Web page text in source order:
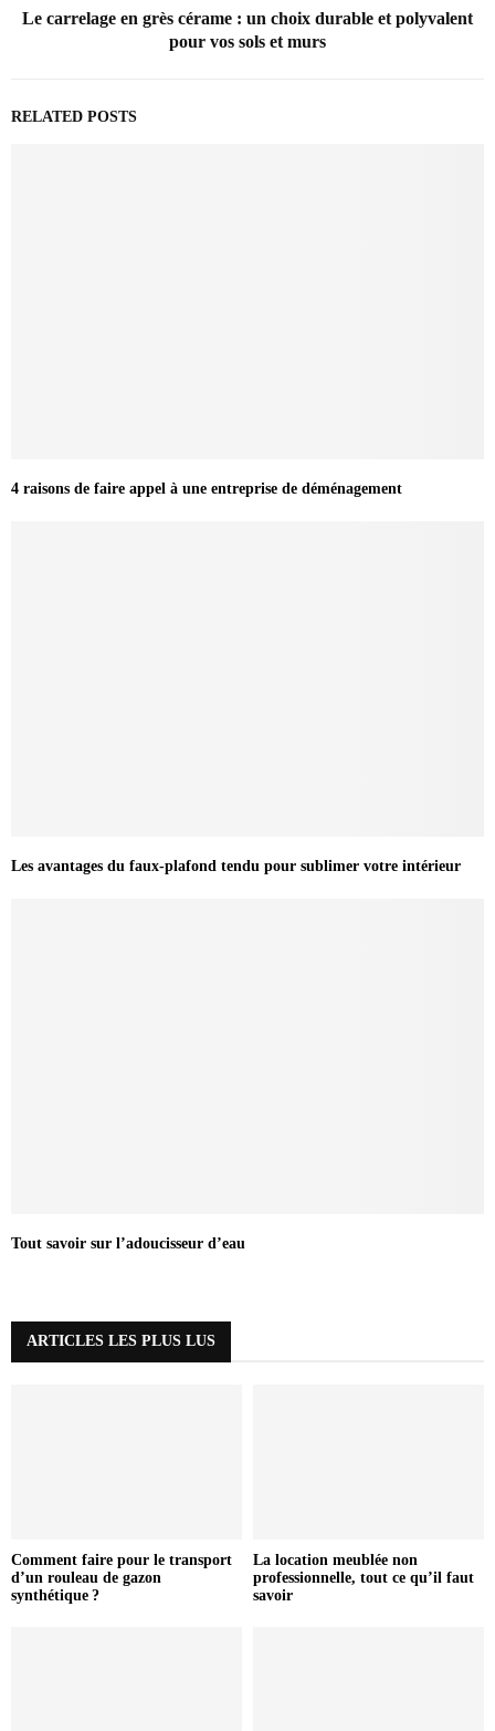
Le carrelage en grès cérame : un choix durable et polyvalent
pour vos sols et murs
RELATED POSTS
4 raisons de faire appel à une entreprise de déménagement
Les avantages du faux-plafond tendu pour sublimer votre intérieur
Tout savoir sur l’adoucisseur d’eau
ARTICLES LES PLUS LUS
Comment faire pour le transport
d’un rouleau de gazon
synthétique ?
La location meublée non
professionnelle, tout ce qu’il faut
savoir